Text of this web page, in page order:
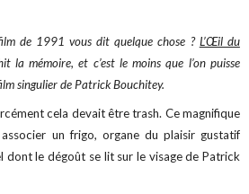
de 1991 vous dit quelque chose ? L’‎Œil du
la mémoire, et c’est le moins que l’on puisse
singulier de Patrick Bouchitey.
cela devait être trash. Ce magnifique
un frigo, organe du plaisir gustatif
dont le dégoût se lit sur le visage de Patrick